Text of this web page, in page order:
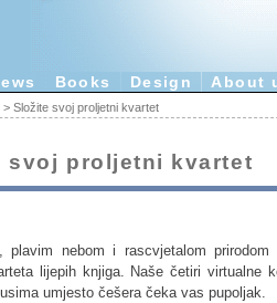
Books Design About
> Složite svoj proljetni kvartet
svoj proljetni kvartet
plavim nebom i rascvjetalom
lijepih knjiga. Naše četiri virtualne
umjesto češera čeka vas pupoljak.